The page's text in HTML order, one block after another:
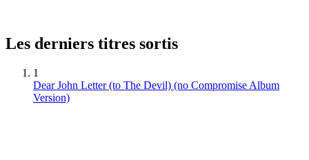
Les derniers titres sortis
1
Dear John Letter (to The Devil) (no Compromise Album
Version)